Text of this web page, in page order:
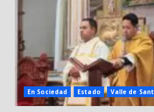
4
Valle de
José Antonio
Cárdenas, “El
3 de agosto de
En Sociedad Estado Valle de